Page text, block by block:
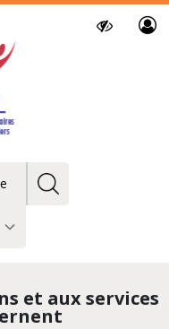
Paramètres
et aux services